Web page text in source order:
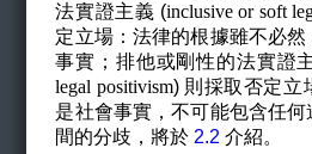
法實證主義 (inclusive or soft
定立場：法律的根據雖不必
事實；排他或剛性的法實證
legal positivism) 則採取否定立
是社會事實，不可能包含任
間的分歧，將於 2.2 介紹。